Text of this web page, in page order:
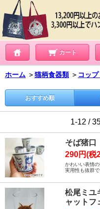
カート
ホーム ＞猫柄食器類 ＞ コッ
おすすめ順
1-12 /
そば猪口
290円(税
かわいい表情
実用性も抜群で
松尾ミユ
ャットフ